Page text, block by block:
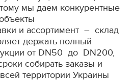
мы даем конкурентные
и ассортимент – склад
держать полный
от DN50 до DN200,
собирать заказы и
территории Украины